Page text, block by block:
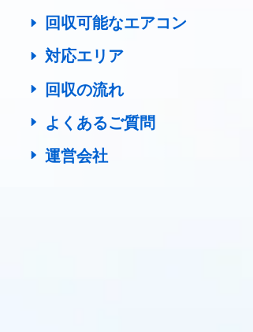
回収可能なエアコン
対応エリア
回収の流れ
よくあるご質問
運営会社